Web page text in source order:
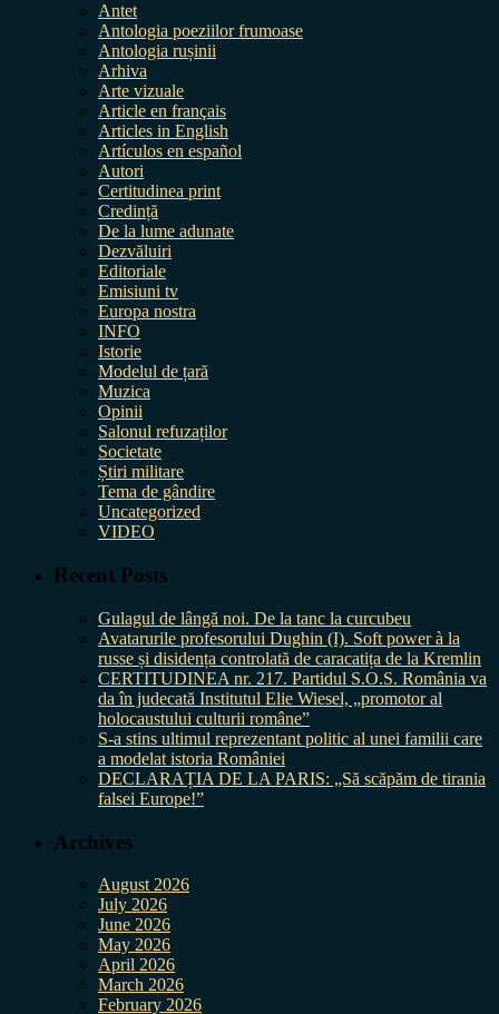
Antet
Antologia poeziilor frumoase
Antologia rușinii
Arhiva
Arte vizuale
Article en français
Articles in English
Artículos en español
Autori
Certitudinea print
Credință
De la lume adunate
Dezvăluiri
Editoriale
Emisiuni tv
Europa nostra
INFO
Istorie
Modelul de țară
Muzica
Opinii
Salonul refuzaților
Societate
Știri militare
Tema de gândire
Uncategorized
VIDEO
Recent Posts
Gulagul de lângă noi. De la tanc la curcubeu
Avatarurile profesorului Dughin (I). Soft power à la
russe și disidența controlată de caracatița de la Kremlin
CERTITUDINEA nr. 217. Partidul S.O.S. România va
da în judecată Institutul Elie Wiesel, „promotor al
holocaustului culturii române”
S-a stins ultimul reprezentant politic al unei familii care
a modelat istoria României
DECLARAȚIA DE LA PARIS: „Să scăpăm de tirania
falsei Europe!”
Archives
August 2026
July 2026
June 2026
May 2026
April 2026
March 2026
February 2026